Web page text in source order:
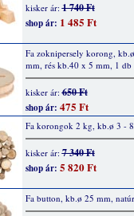
kisker ár:1 740 Ft
shop ár: 1 485 Ft
Fa zoknipersely korong,
mm, rés kb.40 x 5 mm, 1 db
kisker ár:650 Ft
shop ár: 475 Ft
Fa korongok 2 kg, kb.ø 3 -
kisker ár:7 340 Ft
shop ár: 5 820 Ft
Fa button, kb.ø 25 mm,